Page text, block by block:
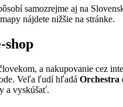
samozrejme aj na
nájdete nižšie na stránke.
shop
a nakupovanie cez
Veľa ľudí hľadá Orchestra
a vyskúšať.